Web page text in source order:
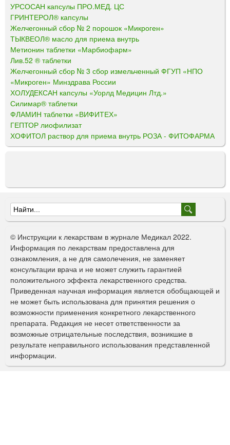
УРСОСАН капсулы ПРО.МЕД. ЦС
ГРИНТЕРОЛ® капсулы
Желчегонный сбор № 2 порошок «Микроген»
ТЫКВЕОЛ® масло для приема внутрь
Метионин таблетки «Марбиофарм»
Лив.52 ® таблетки
Желчегонный сбор № 3 сбор измельченный ФГУП «НПО
«Микроген» Минздрава России
ХОЛУДЕКСАН капсулы «Уорлд Медицин Лтд.»
Силимар® таблетки
ФЛАМИН таблетки «ВИФИТЕХ»
ГЕПТОР лиофилизат
ХОФИТОЛ раствор для приема внутрь РОЗА - ФИТОФАРМА
Ф
о
р
м
а
п
о
и
с
к
© Инструкции к лекарствам в журнале Медикал 2022.
Информация по лекарствам предоставлена для
ознакомления, а не для самолечения, не заменяет
консультации врача и не может служить гарантией
положительного эффекта лекарственного средства.
Приведенная научная информация является обобщающей и
не может быть использована для принятия решения о
возможности применения конкретного лекарственного
препарата. Редакция не несет ответственности за
возможные отрицательные последствия, возникшие в
результате неправильного использования представленной
информации.